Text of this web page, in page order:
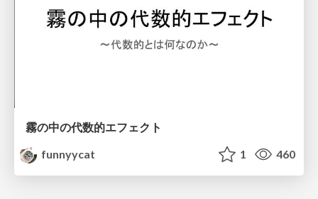
霧の中の代数的エフェクト
funnyycat
1 460